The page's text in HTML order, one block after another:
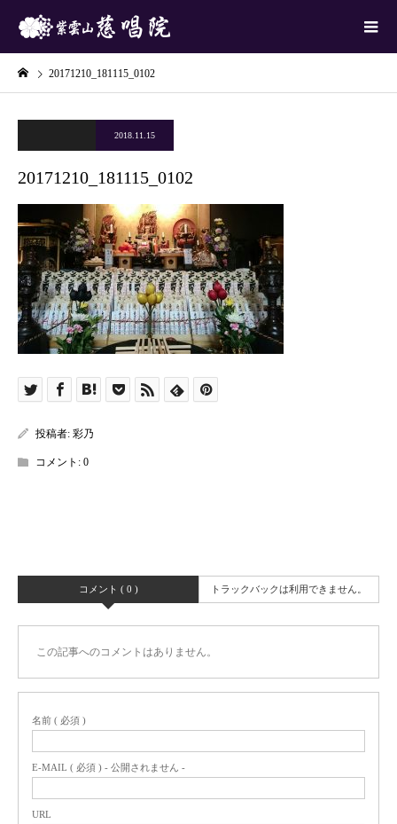
20171210_181115_0102
2018.11.15
20171210_181115_0102
投稿者: 彩乃
コメント: 0
コメント ( 0 ) トラックバックは利用できません。
この記事へのコメントはありません。
名前 ( 必須 )
E-MAIL ( 必須 ) - 公開されません -
URL